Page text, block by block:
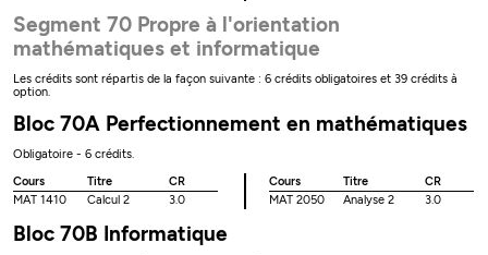
Segment 70 Propre à l'orientation
mathématiques et informatique
Les crédits sont répartis de la façon suivante : 6 crédits obligatoires et 39 crédits à
option.
Bloc 70A Perfectionnement en mathématiques
Obligatoire - 6 crédits.
Cours
Titre
CR
MAT 1410
Calcul 2 3.0
Cours Titre
CR
MAT 2050
Analyse 2 3.0
Bloc 70B Informatique